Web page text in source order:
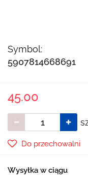
Symbol:
5907814668691
45.00
Do przechowalni
Wysyłka w ciągu